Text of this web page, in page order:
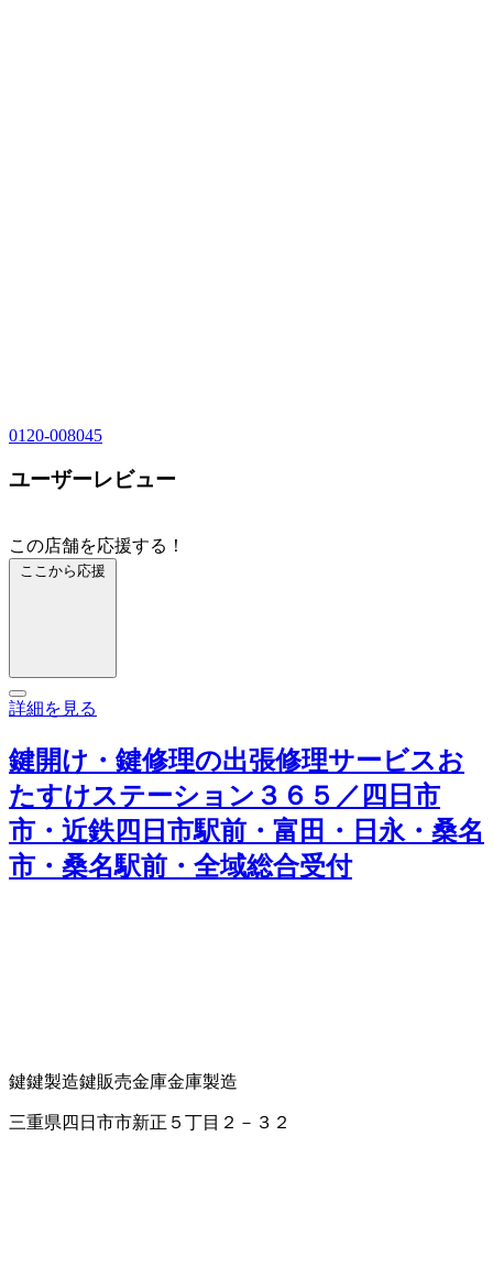
0120-008045
ユーザーレビュー
この店舗を応援する！
ここから応援
詳細を見る
鍵開け・鍵修理の出張修理サービスお
たすけステーション３６５／四日市
市・近鉄四日市駅前・富田・日永・桑名
市・桑名駅前・全域総合受付
鍵鍵製造鍵販売金庫金庫製造
三重県四日市市新正５丁目２－３２